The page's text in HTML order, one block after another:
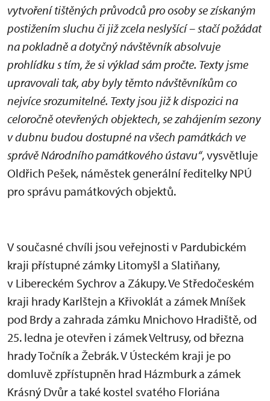
vytvoření tištěných průvodců pro osoby se získaným
postižením sluchu či již zcela neslyšící – stačí požádat
na pokladně a dotyčný návštěvník absolvuje
prohlídku s tím, že si výklad sám pročte. Texty jsme
upravovali tak, aby byly těmto návštěvníkům co
nejvíce srozumitelné. Texty jsou již k dispozici na
celoročně otevřených objektech, se zahájením sezony
v dubnu budou dostupné na všech památkách ve
správě Národního památkového ústavu“, vysvětluje
Oldřich Pešek, náměstek generální ředitelky NPÚ
pro správu památkových objektů.
V současné chvíli jsou veřejnosti v Pardubickém
kraji přístupné zámky Litomyšl a Slatiňany,
v Libereckém Sychrov a Zákupy. Ve Středočeském
kraji hrady Karlštejn a Křivoklát a zámek Mníšek
pod Brdy a zahrada zámku Mnichovo Hradiště, od
25. ledna je otevřen i zámek Veltrusy, od března
hrady Točník a Žebrák. V Ústeckém kraji je po
domluvě zpřístupněn hrad Házmburk a zámek
Krásný Dvůr a také kostel svatého Floriána